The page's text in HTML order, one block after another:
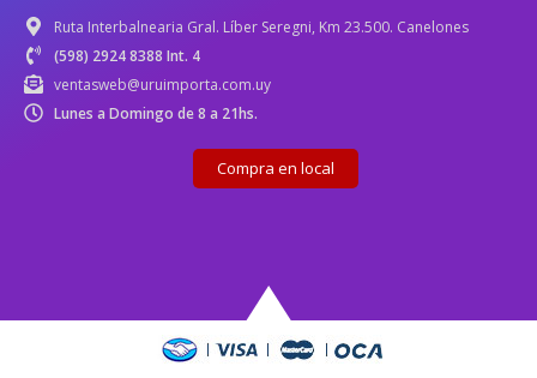
Ruta Interbalnearia Gral. Líber Seregni, Km 23.500. Canelones
(598) 2924 8388 Int. 4
ventasweb@uruimporta.com.uy
Lunes a Domingo de 8 a 21hs.
Compra en local